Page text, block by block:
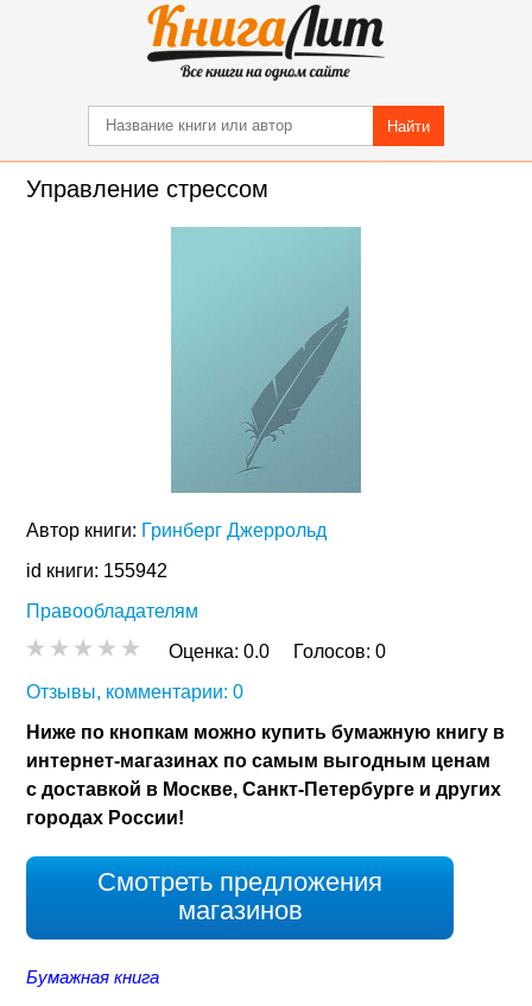
Найти
Управление стрессом
Автор книги: Гринберг Джеррольд
id книги: 155942
Правообладателям
Оценка:0.0 Голосов:0
Отзывы, комментарии: 0
Ниже по кнопкам можно купить бумажную книгу в
интернет-магазинах по самым выгодным ценам
с доставкой в Москве, Санкт-Петербурге и других
городах России!
Смотреть предложения
магазинов
Бумажная книга